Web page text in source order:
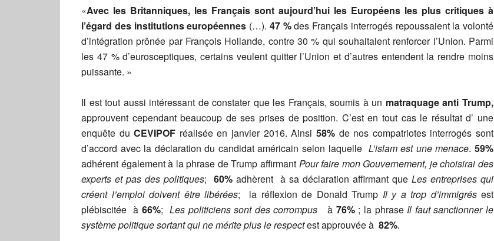
«Avec les Britanniques, les Français sont aujourd’hui les Européens les plus critiques à
l’égard des institutions européennes (…). 47 %des Français interrogés repoussaient la volonté
d’intégration prônée par François Hollande, contre 30 % qui souhaitaient renforcer l’Union. Parmi
les 47 % d’eurosceptiques, certains veulent quitter l’Union et d’autres entendent la rendre moins
puissante. »
Il est tout aussi intéressant de constater que les Français, soumis à un matraquage anti Trump,
approuvent cependant beaucoup de ses prises de position. C’est en tout cas le résultat d’ une
enquête du CEVIPOF réalisée en janvier 2016. Ainsi 58% de nos compatriotes interrogés sont
d’accord avec la déclaration du candidat américain selon laquelle L’islam est une menace.59%
adhérent également à la phrase de Trump affirmant Pour faire mon Gouvernement, je choisirai des
experts et pas des politiques; 60% adhèrent à sa déclaration affirmant que Les entreprises qui
créent l’emploi doivent être libérées; la réflexion de Donald Trump Il y a trop d’immigrésest
plébiscitée à 66%;Les politiciens sont des corrompus à 76%; la phrase Il faut sanctionner le
système politique sortant qui ne mérite plus le respectest approuvée à 82%.